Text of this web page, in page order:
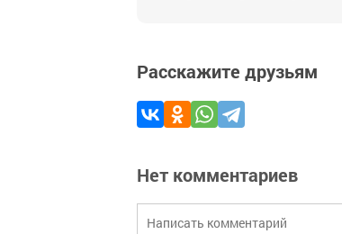
Расскажите друзьям
Нет комментариев